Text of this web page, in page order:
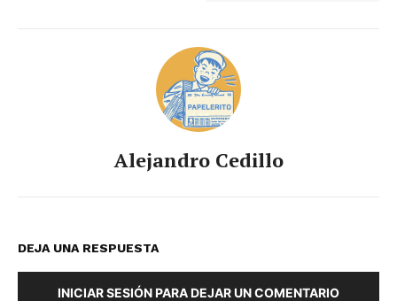
Alejandro Cedillo
DEJA UNA RESPUESTA
INICIAR SESIÓN PARA DEJAR UN COMENTARIO